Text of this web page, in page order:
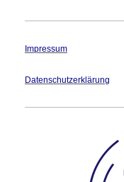
Impressum
Datenschutzerklärung